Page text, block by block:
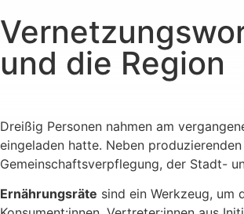
und die Region
Dreißig Personen nahmen am
eingeladen hatte. Neben
Gemeinschaftsverpflegung, der Stadt-
Ernährungsräte sind ein Werkzeug, um